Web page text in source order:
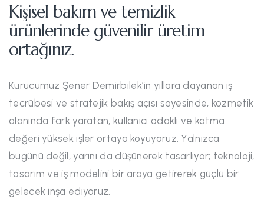
Kişisel bakım ve temizlik
ürünlerinde güvenilir üretim
ortağınız.
Kurucumuz Şener Demirbilek’in yıllara dayanan iş
tecrübesi ve stratejik bakış açısı sayesinde, kozmetik
alanında fark yaratan, kullanıcı odaklı ve katma
değeri yüksek işler ortaya koyuyoruz. Yalnızca
bugünü değil, yarını da düşünerek tasarlıyor; teknoloji,
tasarım ve iş modelini bir araya getirerek güçlü bir
gelecek inşa ediyoruz.